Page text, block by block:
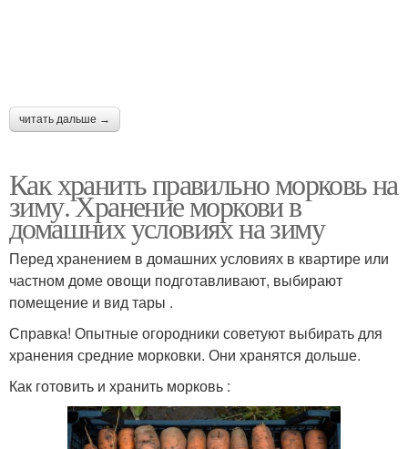
читать дальше →
Как хранить правильно морковь на
зиму. Хранение моркови в
домашних условиях на зиму
Перед хранением в домашних условиях в квартире или
частном доме овощи подготавливают, выбирают
помещение и вид тары .
Справка! Опытные огородники советуют выбирать для
хранения средние морковки. Они хранятся дольше.
Как готовить и хранить морковь :